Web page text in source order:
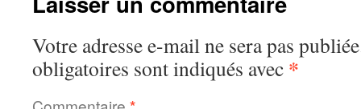
Votre adresse e-mail ne sera pas
obligatoires sont indiqués avec *